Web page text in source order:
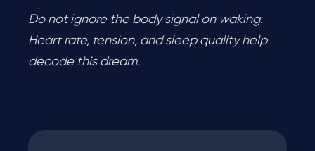
Do not ignore the body signal on waking.
Heart rate, tension, and sleep quality help
decode this dream.